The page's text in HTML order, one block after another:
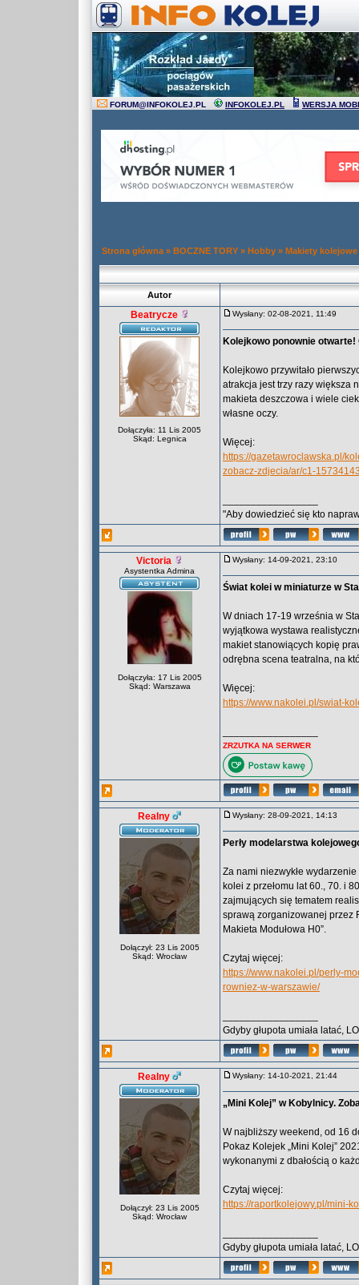
FORUM@INFOKOLEJ.PL INFOKOLEJ.PL WERSJA
Strona główna » BOCZNE TORY » Hobby » Makiety kolejowe
Autor
Beatrycze
Dołączyła: 11 Lis 2005
Skąd: Legnica
Wysłany: 02-08-2021, 11:49
Kolejkowo ponownie
Kolejkowo przywitało
atrakcja jest trzy razy większa
makieta deszczowa i wiele
własne oczy.
Więcej:
https://gazetawroclawska.pl/
zobacz-zdjecia/ar/c1-
"Aby dowiedzieć się kto
Victoria
Asystentka Admina
Dołączyła: 17 Lis 2005
Skąd: Warszawa
Wysłany: 14-09-2021, 23:10
Świat kolei w miniaturze w
W dniach 17-19 września w
wyjątkowa wystawa
makiet stanowiących kopię
odrębna scena teatralna, na
Więcej:
https://www.nakolei.pl/swiat-
ZRZUTKA NA SERWER
Realny
Dołączył: 23 Lis 2005
Skąd: Wrocław
Wysłany: 28-09-2021, 14:13
Perły modelarstwa
Za nami niezwykłe
kolei z przełomu lat 60., 70. i
zajmujących się tematem
sprawą zorganizowanej przez
Makieta Modułowa H0”.
Czytaj więcej:
https://www.nakolei.pl/perly-
rowniez-w-warszawie/
Gdyby głupota umiała latać,
Realny
Dołączył: 23 Lis 2005
Skąd: Wrocław
Wysłany: 14-10-2021, 21:44
„Mini Kolej” w Kobylnicy.
W najbliższy weekend, od 16
Pokaz Kolejek „Mini Kolej”
wykonanymi z dbałością o
Czytaj więcej:
https://raportkolejowy.pl/mini-
Gdyby głupota umiała latać,